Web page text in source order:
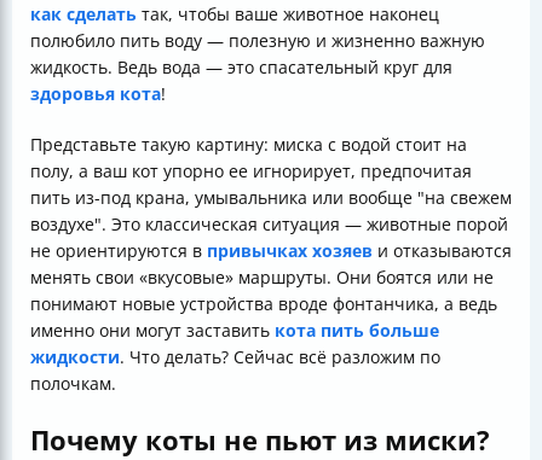
как сделать так, чтобы ваше животное наконец
полюбило пить воду — полезную и жизненно важную
жидкость. Ведь вода — это спасательный круг для
здоровья кота!
Представьте такую картину: миска с водой стоит на
полу, а ваш кот упорно ее игнорирует, предпочитая
пить из-под крана, умывальника или вообще "на свежем
воздухе". Это классическая ситуация — животные порой
не ориентируются в привычках хозяев и отказываются
менять свои «вкусовые» маршруты. Они боятся или не
понимают новые устройства вроде фонтанчика, а ведь
именно они могут заставить кота пить больше
жидкости. Что делать? Сейчас всё разложим по
полочкам.
Почему коты не пьют из миски?